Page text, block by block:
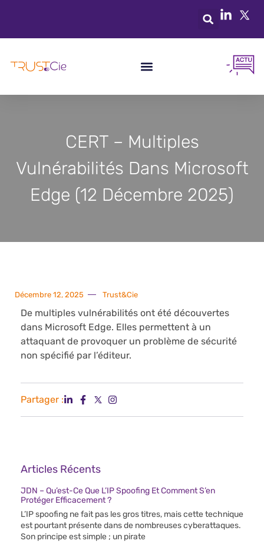
CERT – Multiples
Vulnérabilités Dans Microsoft
Edge (12 Décembre 2025)
Décembre 12, 2025 Trust&Cie
De multiples vulnérabilités ont été découvertes
dans Microsoft Edge. Elles permettent à un
attaquant de provoquer un problème de sécurité
non spécifié par l’éditeur.
Partager :
Articles Récents
JDN – Qu’est-Ce Que L’IP Spoofing Et Comment S’en
Protéger Efficacement ?
L’IP spoofing ne fait pas les gros titres, mais cette technique
est pourtant présente dans de nombreuses cyberattaques.
Son principe est simple ; un pirate